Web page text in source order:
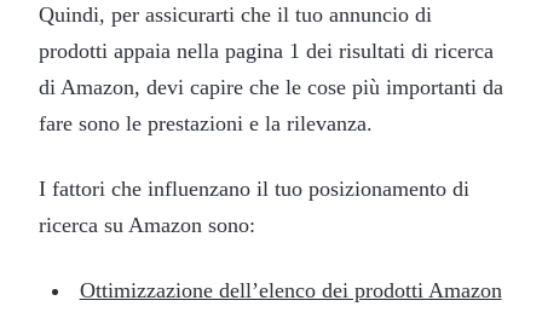
Quindi, per assicurarti che il tuo annuncio di
prodotti appaia nella pagina 1 dei risultati di ricerca
di Amazon, devi capire che le cose più importanti da
fare sono le prestazioni e la rilevanza.
I fattori che influenzano il tuo posizionamento di
ricerca su Amazon sono:
Ottimizzazione dell’elenco dei prodotti Amazon